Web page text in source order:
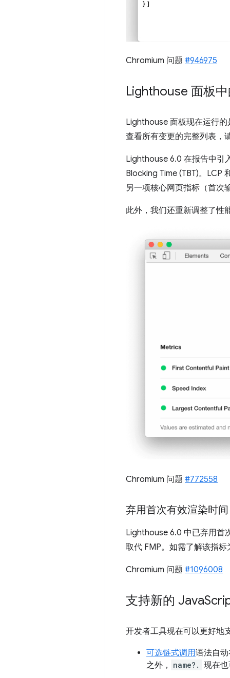
Chromium 问题 #946975
Lighthouse 面板
Lighthouse 面板现在运行
查看所有变更的完整列表，
Lighthouse 6.0 在报告中引
Blocking Time (TBT)。LCP
另一项核心网页指标（首次
此外，我们还重新调整了性
Chromium 问题 #772558
弃用首次有效渲染时
Lighthouse 6.0 中已弃用首
取代 FMP。如需了解该指
Chromium 问题 #1096008
支持新的 Java
开发者工具现在可以更好地
可选链式调用语法自
之外，
name?. 现在